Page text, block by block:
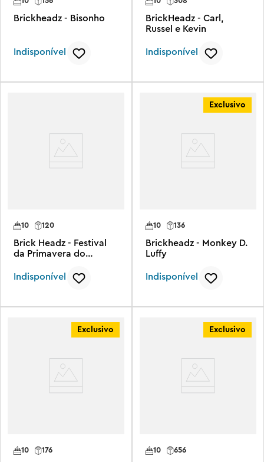
Brickheadz - Bisonho
Indisponível
BrickHeadz - Carl,
Russel e Kevin
Indisponível
120
10
Brick Headz - Festival
da Primavera do
Indisponível
Exclusivo
10 136
Brickheadz - Monkey D.
Luffy
Indisponível
Exclusivo
176
10
Exclusivo
656
10